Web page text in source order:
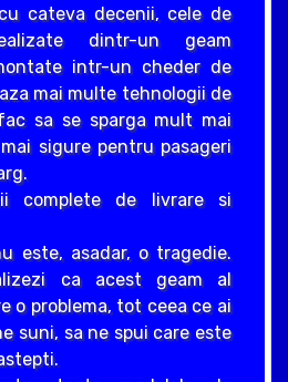
cateva decenii, cele de
dintr-un geam
intr-un cheder de
mai multe tehnologii de
sa se sparga mult mai
sigure pentru pasageri
complete de livrare si
este, asadar, o tragedie.
ca acest geam al
o problema, tot ceea ce ai
suni, sa ne spui care este